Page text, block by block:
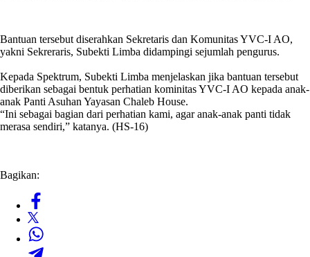
Bantuan tersebut diserahkan Sekretaris dan Komunitas YVC-I AO,
yakni Sekreraris, Subekti Limba didampingi sejumlah pengurus.
Kepada Spektrum, Subekti Limba menjelaskan jika bantuan tersebut
diberikan sebagai bentuk perhatian kominitas YVC-I AO kepada anak-
anak Panti Asuhan Yayasan Chaleb House.
“Ini sebagai bagian dari perhatian kami, agar anak-anak panti tidak
merasa sendiri,” katanya. (HS-16)
Bagikan: